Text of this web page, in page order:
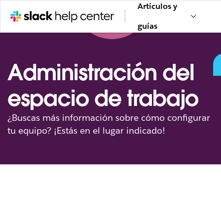
Artículos y
guías
Administración del
espacio de trabajo
¿Buscas más información sobre cómo configurar
tu equipo? ¡Estás en el lugar indicado!